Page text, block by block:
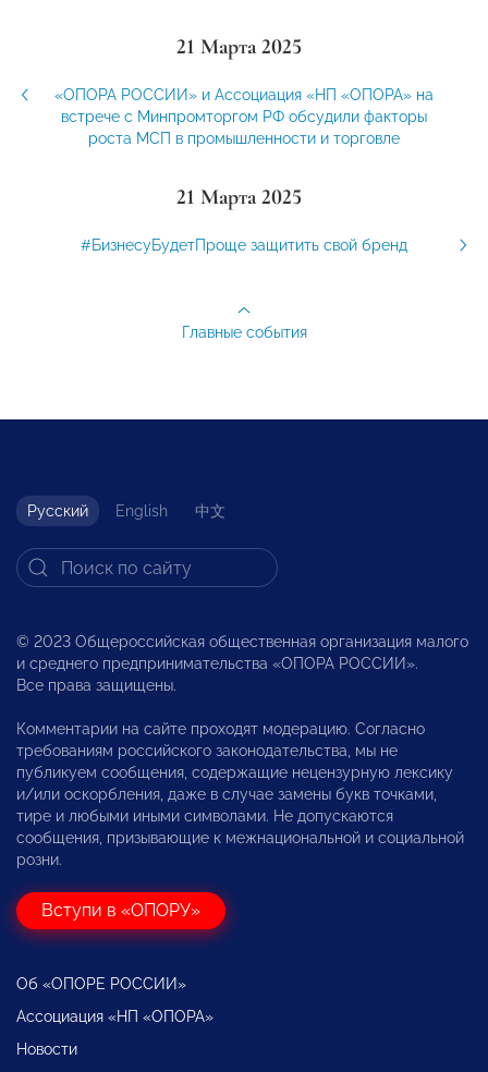
21 Марта 2025
«ОПОРА РОССИИ» и Ассоциация «НП «ОПОРА» на
встрече с Минпромторгом РФ обсудили факторы
роста МСП в промышленности и торговле
21 Марта 2025
#БизнесуБудетПроще защитить свой бренд
Главные события
Русский English 中文
© 2023 Общероссийская общественная организация малого
и среднего предпринимательства «ОПОРА РОССИИ».
Все права защищены.
Комментарии на сайте проходят модерацию. Согласно
требованиям российского законодательства, мы не
публикуем сообщения, содержащие нецензурную лексику
и/или оскорбления, даже в случае замены букв точками,
тире и любыми иными символами. Не допускаются
сообщения, призывающие к межнациональной и социальной
розни.
Вступи в «ОПОРУ»
Об «ОПОРЕ РОССИИ»
Ассоциация «НП «ОПОРА»
Новости